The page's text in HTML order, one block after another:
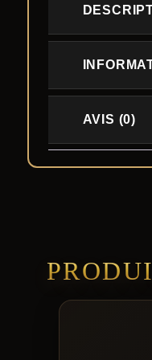
AVIS (0)